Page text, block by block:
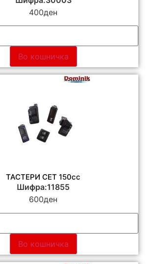
400ден
Во кошничка
ТАСТЕРИ СЕТ 150сс
Шифра:11855
600ден
Во кошничка